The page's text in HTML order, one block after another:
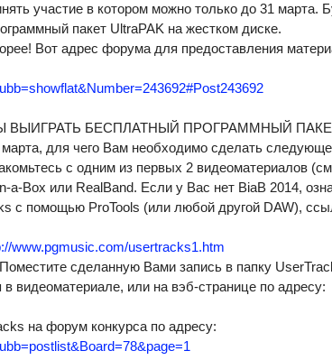
участие в котором можно только до 31 марта.
пакет UltraPAK на жестком диске.
Вот адрес форума для предоставления
БЕСПЛАТНЫЙ ПРОГРАММНЫЙ ПАКЕТ
для чего Вам необходимо сделать
с одним из первых 2 видеоматериалов
Box или RealBand. Если у Вас нет BiaB 2014,
с помощью ProTools (или любой другой DAW),
www.pgmusic.com/usertracks1.htm
сделанную Вами запись в папку
видеоматериале, или на вэб-странице по адресу:
на форум конкурса по адресу: